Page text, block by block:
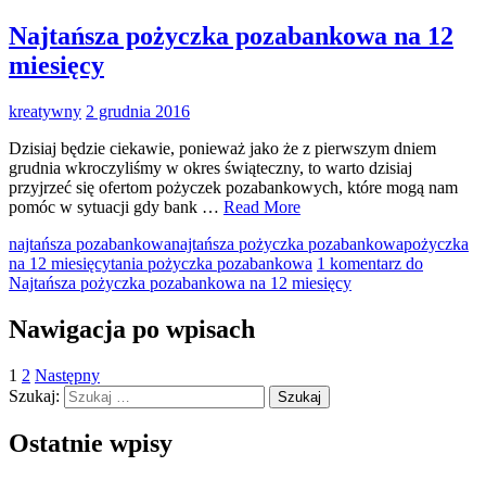
Najtańsza pożyczka pozabankowa na 12
miesięcy
kreatywny 2 grudnia 2016
Dzisiaj będzie ciekawie, ponieważ jako że z pierwszym dniem
grudnia wkroczyliśmy w okres świąteczny, to warto dzisiaj
przyjrzeć się ofertom pożyczek pozabankowych, które mogą nam
pomóc w sytuacji gdy bank … Read More
najtańsza pozabankowanajtańsza pożyczka pozabankowapożyczka
na 12 miesięcytania pożyczka pozabankowa 1 komentarz do
Najtańsza pożyczka pozabankowa na 12 miesięcy
Nawigacja po wpisach
1 2 Następny
Szukaj:
Ostatnie wpisy